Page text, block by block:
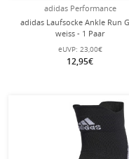
adidas Performance
adidas Laufsocke Ankle Run
weiss - 1 Paar
eUVP: 23,00€
12,95€